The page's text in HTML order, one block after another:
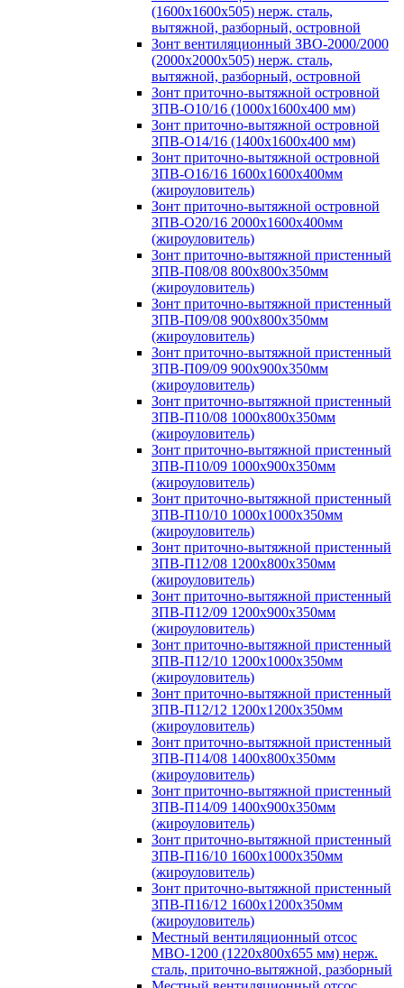
(1600х1600х505) нерж. сталь,
вытяжной, разборный, островной
Зонт вентиляционный ЗВО-2000/2000
(2000х2000х505) нерж. сталь,
вытяжной, разборный, островной
Зонт приточно-вытяжной островной
ЗПВ-О10/16 (1000х1600х400 мм)
Зонт приточно-вытяжной островной
ЗПВ-О14/16 (1400х1600х400 мм)
Зонт приточно-вытяжной островной
ЗПВ-О16/16 1600х1600х400мм
(жироуловитель)
Зонт приточно-вытяжной островной
ЗПВ-О20/16 2000х1600х400мм
(жироуловитель)
Зонт приточно-вытяжной пристенный
ЗПВ-П08/08 800х800х350мм
(жироуловитель)
Зонт приточно-вытяжной пристенный
ЗПВ-П09/08 900х800х350мм
(жироуловитель)
Зонт приточно-вытяжной пристенный
ЗПВ-П09/09 900х900х350мм
(жироуловитель)
Зонт приточно-вытяжной пристенный
ЗПВ-П10/08 1000х800х350мм
(жироуловитель)
Зонт приточно-вытяжной пристенный
ЗПВ-П10/09 1000х900х350мм
(жироуловитель)
Зонт приточно-вытяжной пристенный
ЗПВ-П10/10 1000х1000х350мм
(жироуловитель)
Зонт приточно-вытяжной пристенный
ЗПВ-П12/08 1200х800х350мм
(жироуловитель)
Зонт приточно-вытяжной пристенный
ЗПВ-П12/09 1200х900х350мм
(жироуловитель)
Зонт приточно-вытяжной пристенный
ЗПВ-П12/10 1200х1000х350мм
(жироуловитель)
Зонт приточно-вытяжной пристенный
ЗПВ-П12/12 1200х1200х350мм
(жироуловитель)
Зонт приточно-вытяжной пристенный
ЗПВ-П14/08 1400х800х350мм
(жироуловитель)
Зонт приточно-вытяжной пристенный
ЗПВ-П14/09 1400х900х350мм
(жироуловитель)
Зонт приточно-вытяжной пристенный
ЗПВ-П16/10 1600х1000х350мм
(жироуловитель)
Зонт приточно-вытяжной пристенный
ЗПВ-П16/12 1600х1200х350мм
(жироуловитель)
Местный вентиляционный отсос
МВО-1200 (1220х800х655 мм) нерж.
сталь, приточно-вытяжной, разборный